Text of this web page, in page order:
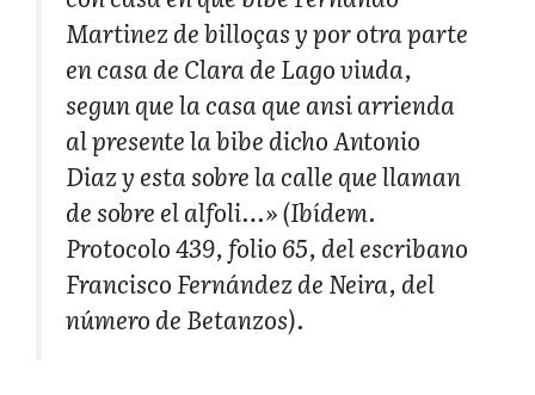
Martinez de billoças y por otra parte
en casa de Clara de Lago viuda,
segun que la casa que ansi arrienda
al presente la bibe dicho Antonio
Diaz y esta sobre la calle que llaman
de sobre el alfoli…» (Ibídem.
Protocolo 439, folio 65, del escribano
Francisco Fernández de Neira, del
número de Betanzos).